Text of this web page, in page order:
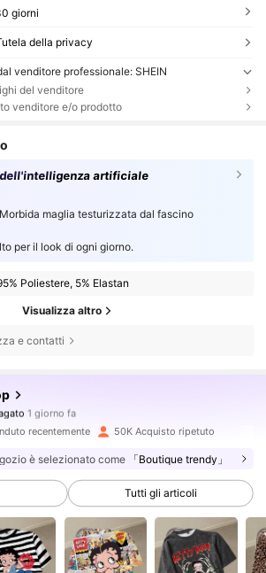
giorni
della privacy
venditore professionale: SHEIN
del venditore
venditore e/o prodotto
artificiale
Morbida maglia testurizzata dal fascino
per il look di ogni giorno.
Poliestere, 5% Elastan
Visualizza altro
e contatti
4 ore fa
Follower
Follower
recentemente 50K Acquisto ripetuto
è selezionato come 「Boutique trendy」
Tutti gli articoli